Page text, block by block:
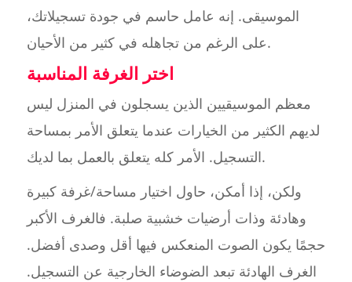
الموسيقى. إنه عامل حاسم في جودة تسجيلاتك،
على الرغم من تجاهله في كثير من الأحيان.
اختر الغرفة المناسبة
معظم الموسيقيين الذين يسجلون في المنزل ليس
لديهم الكثير من الخيارات عندما يتعلق الأمر بمساحة
التسجيل. الأمر كله يتعلق بالعمل بما لديك.
ولكن، إذا أمكن، حاول اختيار مساحة/غرفة كبيرة
وهادئة وذات أرضيات خشبية صلبة. فالغرف الأكبر
حجمًا يكون الصوت المنعكس فيها أقل وصدى أفضل.
الغرف الهادئة تبعد الضوضاء الخارجية عن التسجيل.